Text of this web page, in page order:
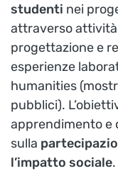
studenti nei
attraverso
progettazione e
esperienze
humanities
pubblici).
apprendimento e
sulla
l’impatto sociale.